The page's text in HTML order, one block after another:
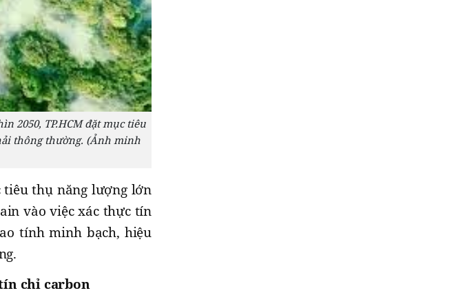
2050, TP.HCM đặt mục tiêu
thông thường. (Ảnh minh
tiêu thụ năng lượng lớn
vào việc xác thực tín
tính minh bạch, hiệu
chỉ carbon